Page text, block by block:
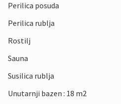
Perilica posuda
Perilica rublja
Rostilj
Sauna
Susilica rublja
Unutarnji bazen : 18 m2